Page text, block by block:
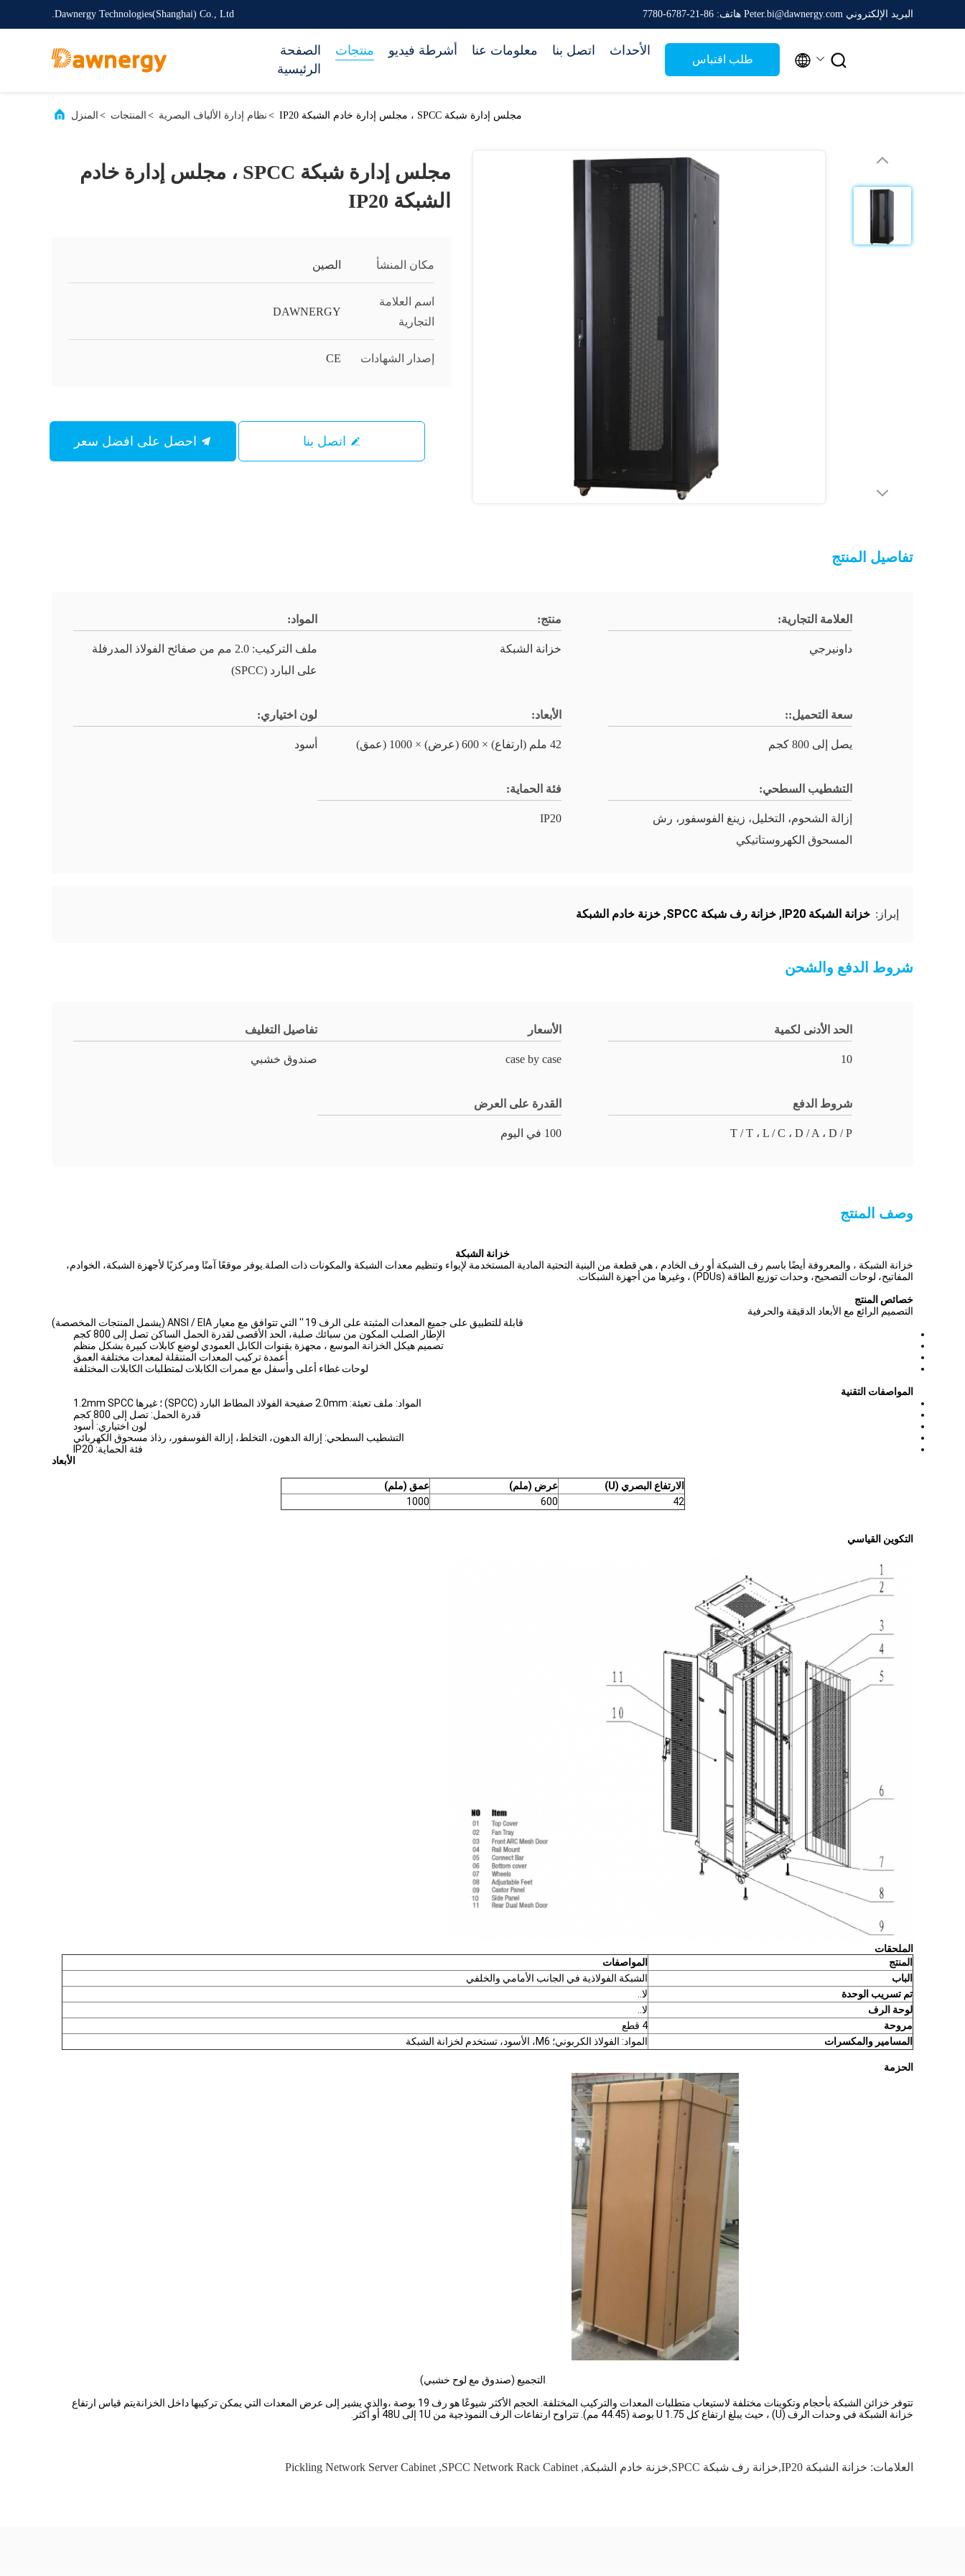
Dawnergy Technologies(Shanghai) Co., Ltd. البريد الإلكتروني Peter.bi@dawnergy.com هاتف: 86-21-6787-7780
الصفحة
الرئيسية
منتجات أشرطة فيديو معلومات عنا اتصل بنا الأحداث
طلب اقتباس  
المنزل > المنتجات > نظام إدارة الألياف البصرية > مجلس إدارة شبكة SPCC ، مجلس إدارة خادم الشبكة IP20
مجلس إدارة شبكة SPCC ، مجلس إدارة خادم
الشبكة IP20
مكان المنشأ الصين
اسم العلامة
التجارية
DAWNERGY
إصدار الشهادات CE
اتصل بنا
تفاصيل المنتج
العلامة التجارية:
داونيرجي
منتج:
خزانة الشبكة
المواد:
ملف التركيب: 2.0 مم من صفائح الفولاذ المدرفلة
على البارد (SPCC)
سعة التحميل::
يصل إلى 800 كجم
الأبعاد:
42 ملم (ارتفاع) × 600 (عرض) × 1000 (عمق)
لون اختياري:
أسود
التشطيب السطحي:
إزالة الشحوم، التخليل، زينغ الفوسفور، رش
المسحوق الكهروستاتيكي
فئة الحماية:
IP20
إبراز: خزانة الشبكة IP20 , خزانة رف شبكة SPCC , خزنة خادم الشبكة
شروط الدفع والشحن
الحد الأدنى لكمية
10
الأسعار
case by case
تفاصيل التغليف
صندوق خشبي
شروط الدفع
T / T ، L / C ، D / A ، D / P
القدرة على العرض
100 في اليوم
وصف المنتج
خزانة الشبكة
خزانة الشبكة ، والمعروفة أيضًا باسم رف الشبكة أو رف الخادم ، هي قطعة من البنية التحتية المادية المستخدمة لإيواء وتنظيم معدات الشبكة والمكونات ذات الصلة.يوفر موقعًا آمنًا ومركزيًا لأجهزة الشبكة، الخوادم،
المفاتيح، لوحات التصحيح، وحدات توزيع الطاقة (PDUs) ، وغيرها من أجهزة الشبكات.
خصائص المنتج
التصميم الرائع مع الأبعاد الدقيقة والحرفية
قابلة للتطبيق على جميع المعدات المثبتة على الرف 19 ′′ التي تتوافق مع معيار ANSI / EIA (يشمل المنتجات المخصصة)
الإطار الصلب المكون من سبائك صلبة، الحد الأقصى لقدرة الحمل الساكن تصل إلى 800 كجم
تصميم هيكل الخزانة الموسع ، مجهزة بقنوات الكابل العمودي لوضع كابلات كبيرة بشكل منظم
أعمدة تركيب المعدات المتنقلة لمعدات مختلفة العمق
لوحات غطاء أعلى وأسفل مع ممرات الكابلات لمتطلبات الكابلات المختلفة
المواصفات التقنية
المواد: ملف تعبئة: 2.0mm صفيحة الفولاذ المطاط البارد (SPCC) ؛ غيرها 1.2mm SPCC
قدرة الحمل: تصل إلى 800 كجم
لون اختياري: أسود
التشطيب السطحي: إزالة الدهون، التخلط، إزالة الفوسفور، رذاذ مسحوق الكهربائي
فئة الحماية: IP20
الأبعاد
الارتفاع البصري (U) عرض (ملم)
عمق (ملم)
42
600
1000
التكوين القياسي
الملحقات
المنتج
المواصفات
الباب
الشبكة الفولاذية في الجانب الأمامي والخلفي
تم تسريب الوحدة
لا..
لوحة الرف
لا..
مروحة
4 قطع
المسامير والمكسرات
المواد: الفولاذ الكربوني؛ M6، الأسود، تستخدم لخزانة الشبكة
الحزمة
التجميع (صندوق مع لوح خشبي)
تتوفر خزائن الشبكة بأحجام وتكوينات مختلفة لاستيعاب متطلبات المعدات والتركيب المختلفة. الحجم الأكثر شيوعًا هو رف 19 بوصة ،والذي يشير إلى عرض المعدات التي يمكن تركيبها داخل الخزانةيتم قياس ارتفاع
خزانة الشبكة في وحدات الرف (U) ، حيث يبلغ ارتفاع كل U 1.75 بوصة (44.45 مم). تتراوح ارتفاعات الرف النموذجية من 1U إلى 48U أو أكثر.
العلامات: خزانة الشبكة IP20,خزانة رف شبكة SPCC,خزنة خادم الشبكة ,
SPCC Network Rack Cabinet
,
Pickling Network Server Cabinet